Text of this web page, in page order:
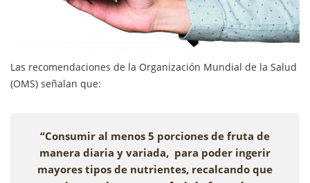
Las recomendaciones de la Organización Mundial de la Salud
(OMS) señalan que:
“Consumir al menos 5 porciones de fruta de
manera diaria y variada, para poder ingerir
mayores tipos de nutrientes, recalcando que